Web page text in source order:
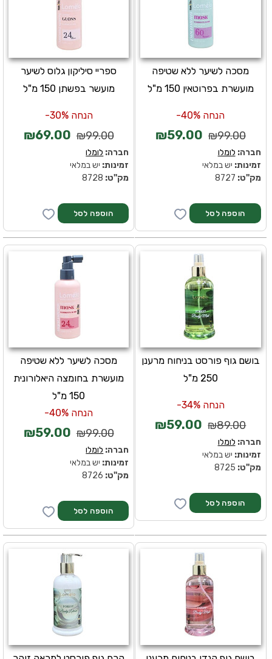
ספריי סיליקון גלוס לשיער
מועשר בפשתן 150 מ"ל
הנחה 30%-
₪99.00
₪69.00
חברה: לומלו
זמינות: יש במלאי
מק''ט:
מסכה לשיער ללא שטיפה
מועשרת בפרוטאין 150 מ"ל
הנחה 40%-
₪99.00
₪59.00
חברה: לומלו
זמינות: יש במלאי
מק''ט:
מסכה לשיער ללא שטיפה
מועשרת בחומצה היאלורונית
150 מ"ל
הנחה 40%-
₪99.00
₪59.00
חברה: לומלו
זמינות: יש במלאי
מק''ט:
בושם גוף פורסט בניחוח מרענן
250 מ"ל
הנחה 34%-
₪89.00
₪59.00
חברה: לומלו
זמינות: יש במלאי
מק''ט: